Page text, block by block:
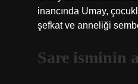
inancında Umay,
şefkat ve anneliği
Sare isminin